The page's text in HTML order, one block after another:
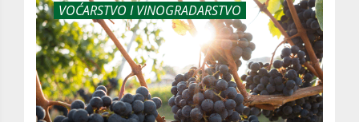
VOĆARSTVO I VINOGRADARSTVO